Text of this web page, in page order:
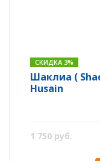
СКИДКА 3%
Шаклиа (
Husain
1 750 руб.